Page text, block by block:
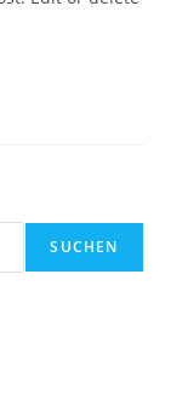
SUCHEN